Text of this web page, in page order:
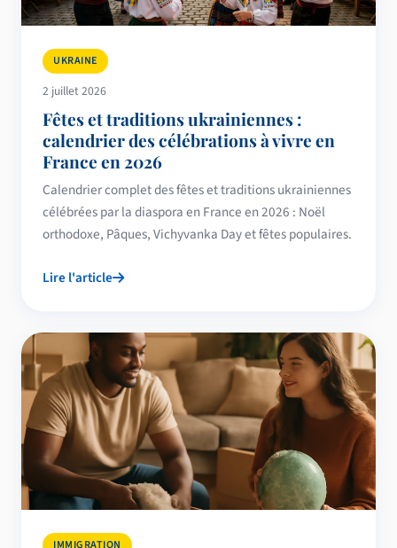
UKRAINE
2 juillet 2026
Fêtes et traditions ukrainiennes :
calendrier des célébrations à vivre en
France en 2026
Calendrier complet des fêtes et traditions ukrainiennes
célébrées par la diaspora en France en 2026 : Noël
orthodoxe, Pâques, Vichyvanka Day et fêtes populaires.
Lire l'article
IMMIGRATION